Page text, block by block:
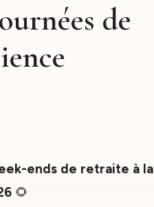
de
ends de retraite à la
🌻